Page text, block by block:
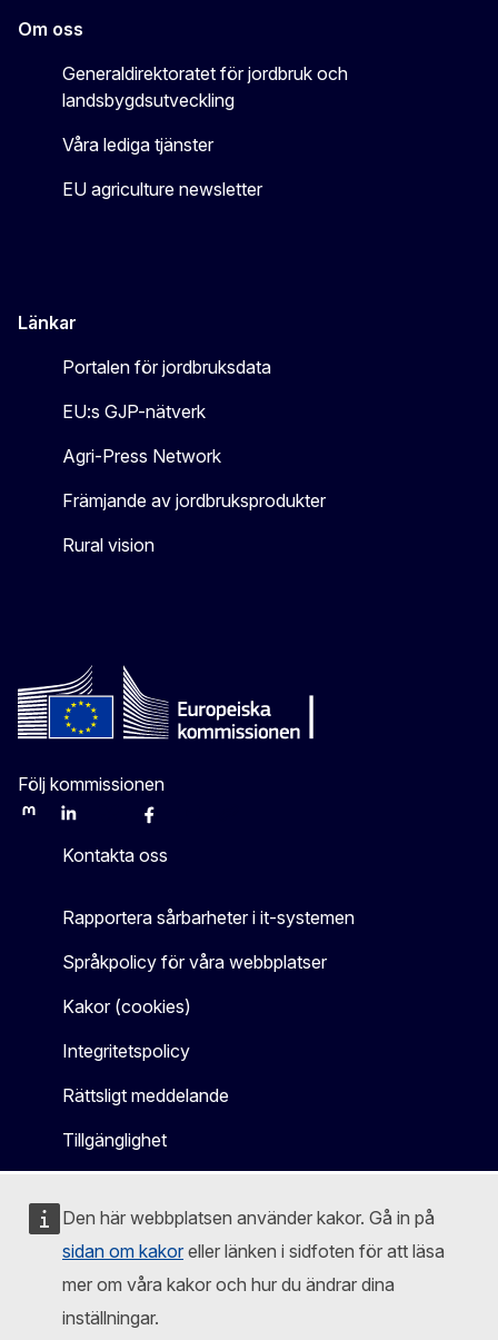
Den här webbplatsen använder kakor. Gå in på
sidan om kakor eller länken i sidfoten för att läsa
mer om våra kakor och hur du ändrar dina
inställningar.
Om oss
Generaldirektoratet för jordbruk och
landsbygdsutveckling
Våra lediga tjänster
EU agriculture newsletter
Länkar
Portalen för jordbruksdata
EU:s GJP-nätverk
Agri-Press Network
Främjande av jordbruksprodukter
Rural vision
Följ kommissionen
MastodonLinkedInBlueskyFacebook
Kontakta oss
Rapportera sårbarheter i it-systemen
Språkpolicy för våra webbplatser
Kakor (cookies)
Integritetspolicy
Rättsligt meddelande
Tillgänglighet